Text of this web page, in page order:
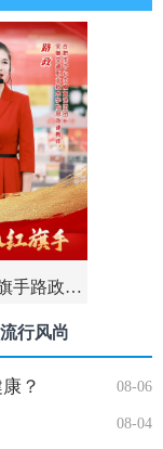
手路政…
流行风尚
08-06
？
08-04